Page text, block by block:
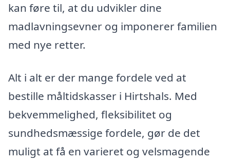
kan føre til, at du udvikler dine
madlavningsevner og imponerer familien
med nye retter.
Alt i alt er der mange fordele ved at
bestille måltidskasser i Hirtshals. Med
bekvemmelighed, fleksibilitet og
sundhedsmæssige fordele, gør de det
muligt at få en varieret og velsmagende